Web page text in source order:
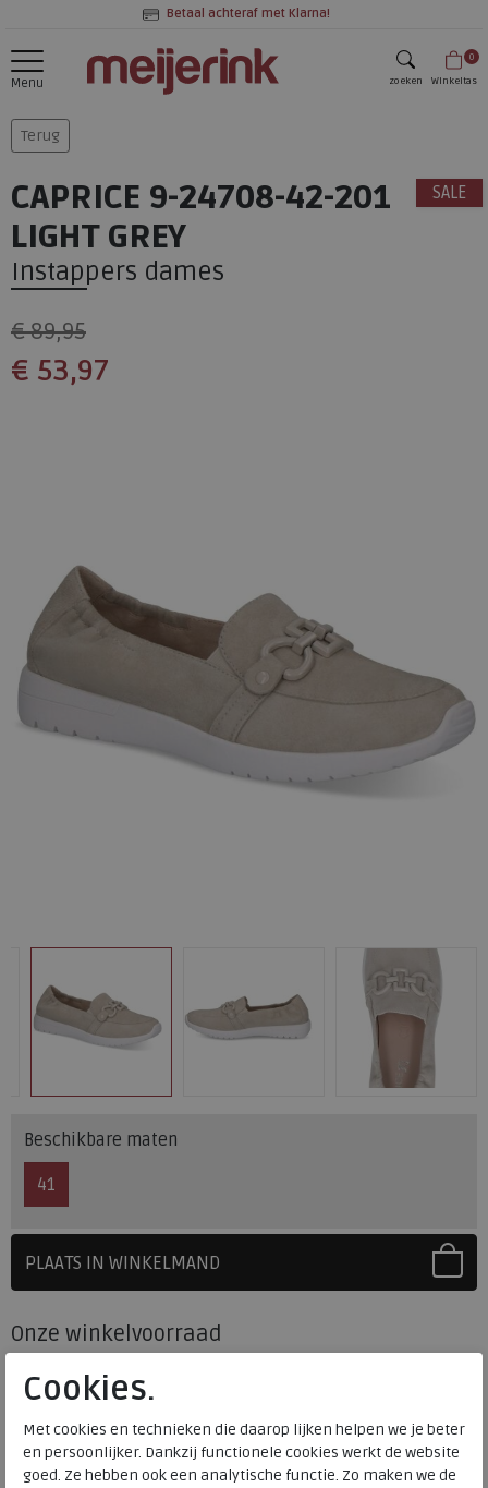
Betaal achteraf met Klarna!
Menu zoeken
0
Winkeltas
Terug
SALE
CAPRICE 9-24708-42-201
LIGHT GREY
Instappers dames
€ 89,95
€ 53,97
Beschikbare maten
41
PLAATS IN WINKELMAND
Onze winkelvoorraad
Meijerink Heemskerk
Meijerink Hoorn
HOORN
Cookies.
Met cookies en technieken die daarop lijken helpen we je beter
en persoonlijker. Dankzij functionele cookies werkt de website
goed. Ze hebben ook een analytische functie. Zo maken we de